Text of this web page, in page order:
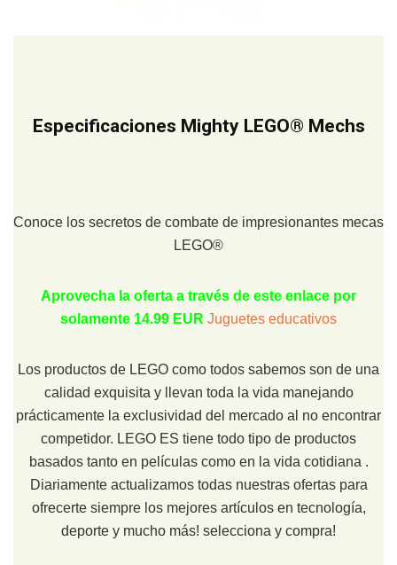
Especificaciones Mighty LEGO® Mechs
Conoce los secretos de combate de impresionantes mecas
LEGO®
Aprovecha la oferta a través de este enlace por
solamente 14.99 EUR Juguetes educativos
Los productos de LEGO como todos sabemos son de una
calidad exquisita y llevan toda la vida manejando
prácticamente la exclusividad del mercado al no encontrar
competidor. LEGO ES tiene todo tipo de productos
basados tanto en películas como en la vida cotidiana .
Diariamente actualizamos todas nuestras ofertas para
ofrecerte siempre los mejores artículos en tecnología,
deporte y mucho más! selecciona y compra!